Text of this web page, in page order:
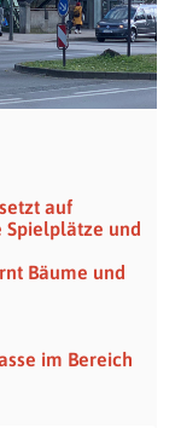
auf
Spielplätze und
Bäume und
im Bereich